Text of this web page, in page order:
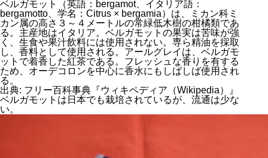
ベルガモット（英語：bergamot、イタリア語：
bergamotto、学名：Citrus × bergamia）は、ミカン科ミ
カン属の高さ３～４メートルの常緑低木樹の柑橘類であ
る。主産地はイタリア。ベルガモットの果実は苦味が強
く、生食や果汁飲料には使用されない。専ら精油を採取
し、香料として使用される。アールグレイは、ベルガモ
ットで着香した紅茶である。フレッシュな香りを有する
ため、オーデコロンを中心に香水にもしばしば使用され
る。
出典: フリー百科事典『ウィキペディア（Wikipedia）』
ベルガモットは日本でも栽培されているが、流通は少な
い。